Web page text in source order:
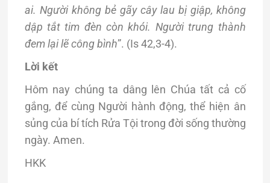
ai. Người không bẻ gãy cây lau bị giập, không
dập tắt tim đèn còn khói. Người trung thành
đem lại lẽ công bình”. (Is 42,3-4).
Lời kết
Hôm nay chúng ta dâng lên Chúa tất cả cố
gắng, để cùng Người hành động, thể hiện ân
sủng của bí tích Rửa Tội trong đời sống thường
ngày. Amen.
HKK